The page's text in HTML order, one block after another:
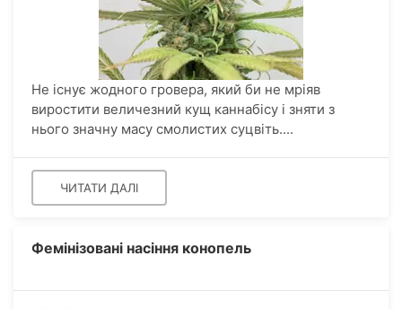
Не існує жодного гровера, який би не мріяв
виростити величезний кущ каннабісу і зняти з
нього значну масу смолистих суцвіть....
ЧИТАТИ ДАЛІ
Фемінізовані насіння конопель